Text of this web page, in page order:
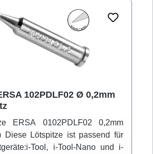
102PDLF02 Ø 0,2mm
ERSA 0102PDLF02 0,2mm
Diese Lötspitze ist passend für
Tool, i-Tool-Nano und i-